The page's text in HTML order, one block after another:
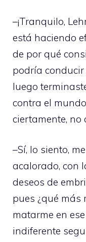
–¡Tranquilo,
está haciendo
de por qué
podría
luego
contra el
ciertamente, no
–Sí, lo siento,
acalorado, con
deseos de
pues ¿qué más
matarme en
indiferente